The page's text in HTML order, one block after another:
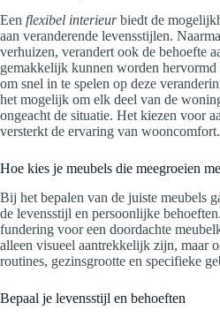
Een flexibel interieurbiedt de
aan veranderende levensstijlen.
verhuizen, verandert ook de behoefte
gemakkelijk kunnen worden
om snel in te spelen op deze
het mogelijk om elk deel van de
ongeacht de situatie. Het kiezen voor
versterkt de ervaring van wooncomfort.
Hoe kies je meubels die meegroeien
Bij het bepalen van de juiste meubels
de levensstijl en persoonlijke
fundering voor een doordachte
alleen visueel aantrekkelijk zijn, maar
routines, gezinsgrootte en specifieke
Bepaal je levensstijl en behoeften